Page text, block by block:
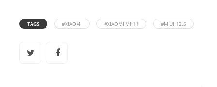
TAGS #XIAOMI #XIAOMI MI 11 #MIUI 12.5